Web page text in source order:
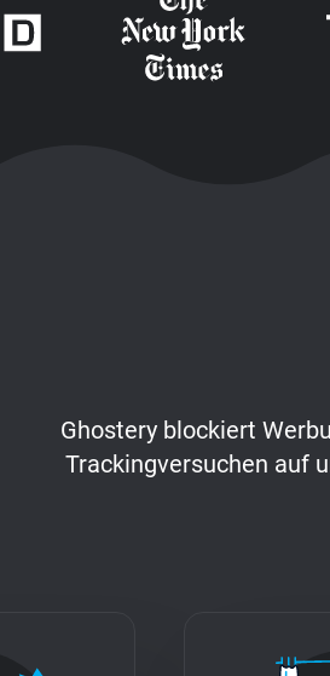
Ghostery blockiert
Trackingversuchen auf